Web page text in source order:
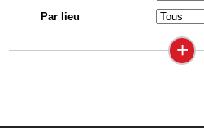
Par lieu
+